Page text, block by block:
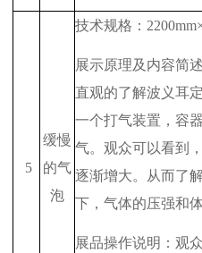
5
缓慢
的气
泡
技术规格： 2200mm
展示原理及内容简
直观的了解波义耳
一个打气装置，容
气。观众可以看到
逐渐增大。从而了
下，气体的压强和
展品操作说明：观